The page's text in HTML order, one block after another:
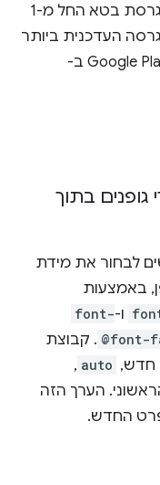
ChromeStatus.com. Chrome 109 בגרסת בטא החל מ-1
את הגרסה העדכנית ביותר
למחשב, או מחנות Google Play ב-
גופנים בתוך
לבחור את מידת
באמצעות
ו-font-
@font- . קבוצת
auto
,
הערך הזה